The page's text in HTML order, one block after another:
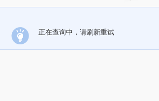
正在查询中，请刷新重试